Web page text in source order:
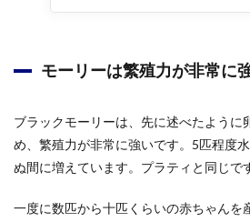
モーリーは繁殖力が非常に
ブラックモーリーは、先に述べたように
め、繁殖力が非常に強いです。5匹程度
ぬ間に増えています。プラティと同じで
一度に数匹から十匹くらいの赤ちゃんを